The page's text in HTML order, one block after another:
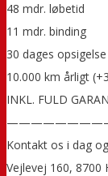
48 mdr. løbetid
11 mdr. binding
30 dages opsigelse
10.000 km årligt
INKL. FULD
Kontakt os i dag
Vejlevej 160, 8700